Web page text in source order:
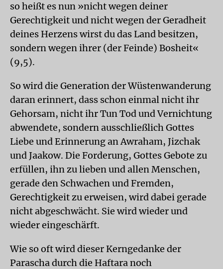
so heißt es nun »nicht wegen deiner
Gerechtigkeit und nicht wegen der Geradheit
deines Herzens wirst du das Land besitzen,
sondern wegen ihrer (der Feinde) Bosheit«
(9,5).
So wird die Generation der Wüstenwanderung
daran erinnert, dass schon einmal nicht ihr
Gehorsam, nicht ihr Tun Tod und Vernichtung
abwendete, sondern ausschließlich Gottes
Liebe und Erinnerung an Awraham, Jizchak
und Jaakow. Die Forderung, Gottes Gebote zu
erfüllen, ihn zu lieben und allen Menschen,
gerade den Schwachen und Fremden,
Gerechtigkeit zu erweisen, wird dabei gerade
nicht abgeschwächt. Sie wird wieder und
wieder eingeschärft.
Wie so oft wird dieser Kerngedanke der
Parascha durch die Haftara noch